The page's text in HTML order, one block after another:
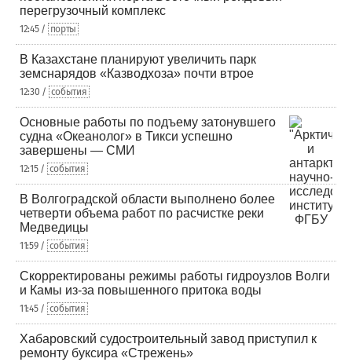
перегрузочный комплекс
12:45 / порты
В Казахстане планируют увеличить парк
земснарядов «Казводхоза» почти втрое
12:30 / события
Основные работы по подъему затонувшего
судна «Океанолог» в Тикси успешно
завершены — СМИ
12:15 / события
В Волгоградской области выполнено более
четверти объема работ по расчистке реки
Медведицы
11:59 / события
Скорректированы режимы работы гидроузлов Волги
и Камы из-за повышенного притока воды
11:45 / события
Хабаровский судостроительный завод приступил к
ремонту буксира «Стрежень»